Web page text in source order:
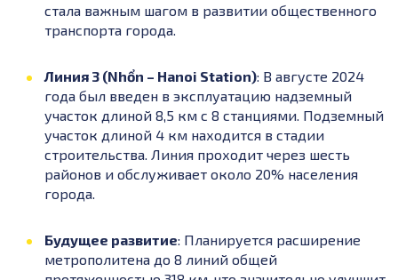
стала важным шагом в развитии общественного
транспорта города.
Линия 3 (Nhổn – Hanoi Station): В августе 2024
года был введен в эксплуатацию надземный
участок длиной 8,5 км с 8 станциями. Подземный
участок длиной 4 км находится в стадии
строительства. Линия проходит через шесть
районов и обслуживает около 20% населения
города.
Будущее развитие: Планируется расширение
метрополитена до 8 линий общей